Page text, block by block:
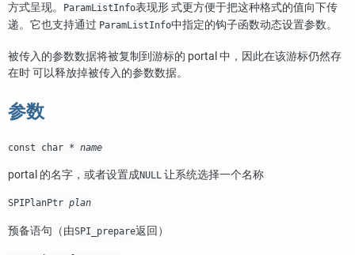
方式呈现。
ParamListInfo表现形 式更方便于把这种格式的值向下传
递。它也支持通过 ParamListInfo中指定的钩子函数动态设置参数。
被传入的参数数据将被复制到游标的 portal 中，因此在该游标仍然存
在时 可以释放掉被传入的参数数据。
参数
const char * name
portal 的名字，或者设置成NULL 让系统选择一个名称
SPIPlanPtr plan
预备语句（由SPI_prepare返回）